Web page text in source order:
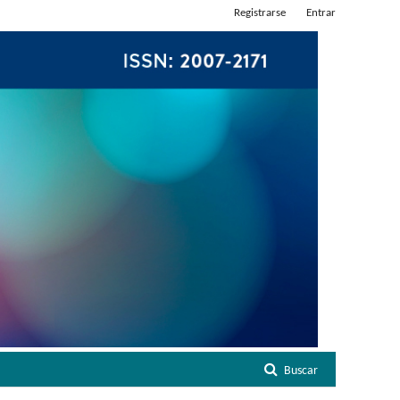
Buscar
Registrarse Entrar